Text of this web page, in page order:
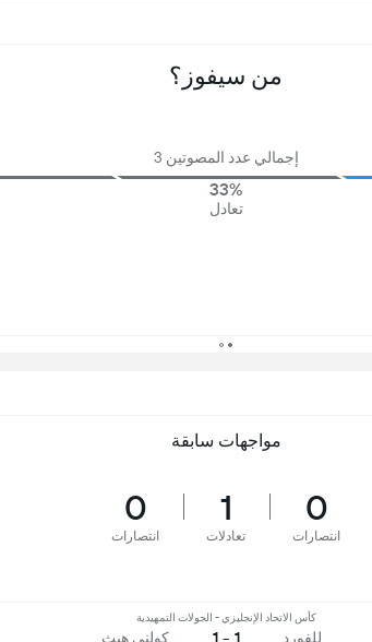
من سيفوز؟
إجمالي عدد المصوتين 3
33%
تعادل
مواجهات سابقة
0
انتصارات
1
تعادلات
0
انتصارات
للفورد
كأس الاتحاد الإنجليزي - الجولات التمهيدية
1 - 1 كولني هيث